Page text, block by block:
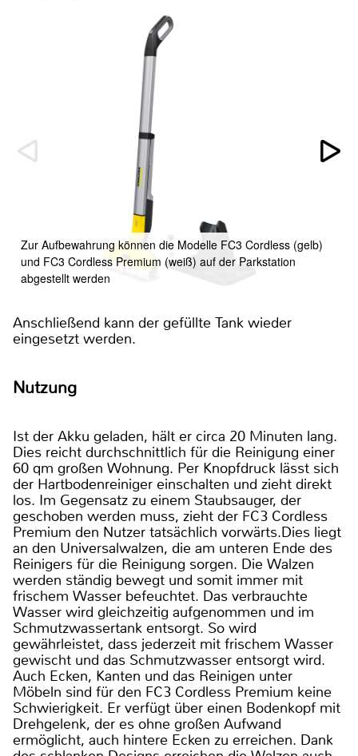
Zur Aufbewahrung können die Modelle FC3 Cordless (gelb)
und FC3 Cordless Premium (weiß) auf der Parkstation
abgestellt werden
Anschließend kann der gefüllte Tank wieder
eingesetzt werden.
Nutzung
Ist der Akku geladen, hält er circa 20 Minuten lang.
Dies reicht durchschnittlich für die Reinigung einer
60 qm großen Wohnung. Per Knopfdruck lässt sich
der Hartbodenreiniger einschalten und zieht direkt
los. Im Gegensatz zu einem Staubsauger, der
geschoben werden muss, zieht der FC3 Cordless
Premium den Nutzer tatsächlich vorwärts.Dies liegt
an den Universalwalzen, die am unteren Ende des
Reinigers für die Reinigung sorgen. Die Walzen
werden ständig bewegt und somit immer mit
frischem Wasser befeuchtet. Das verbrauchte
Wasser wird gleichzeitig aufgenommen und im
Schmutzwassertank entsorgt. So wird
gewährleistet, dass jederzeit mit frischem Wasser
gewischt und das Schmutzwasser entsorgt wird.
Auch Ecken, Kanten und das Reinigen unter
Möbeln sind für den FC3 Cordless Premium keine
Schwierigkeit. Er verfügt über einen Bodenkopf mit
Drehgelenk, der es ohne großen Aufwand
ermöglicht, auch hintere Ecken zu erreichen. Dank